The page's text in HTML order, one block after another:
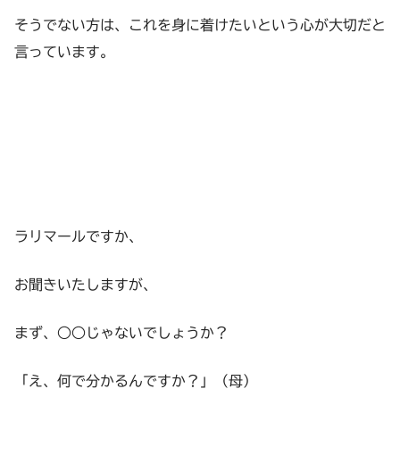
そうでない方は、これを身に着けたいという心が大切だと
言っています。
ラリマールですか、
お聞きいたしますが、
まず、○○じゃないでしょうか？
「え、何で分かるんですか？」（母）